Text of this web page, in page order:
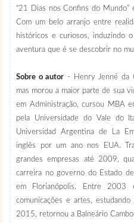
“21 Dias nos Confins do
Com um belo arranjo entre
históricos e curiosos, induzindo
aventura que é se descobrir no
Sobre o autor -
Henry Jenné da
mas morou a maior parte de sua
em Administração, cursou MBA
pela Universidade do Vale do
Universidad Argentina de La
inglês por um ano nos EUA.
grandes empresas até 2009,
carreira no governo do Estado
em Florianópolis. Entre
comunicações e artes,
2015, retornou a Balneário